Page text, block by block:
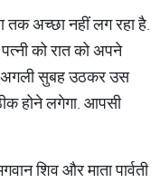
तक अच्छा नहीं लग रहा है.
को रात को अपने
अगली सुबह उठकर उस
होने लगेगा. आपसी
शिव और माता पार्वती